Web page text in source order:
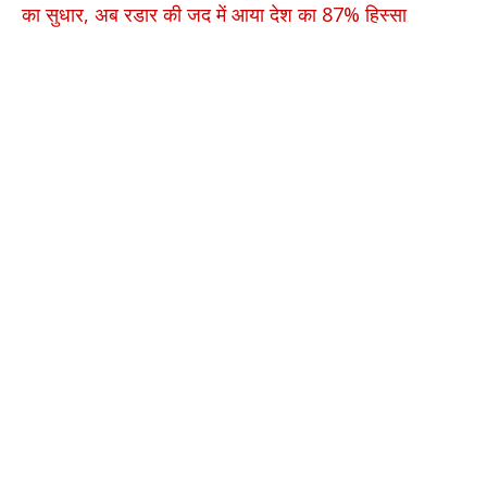
का सुधार, अब रडार की जद में आया देश का 87% हिस्सा